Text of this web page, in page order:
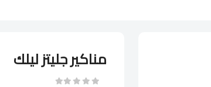
مناكير جليتز ليلك